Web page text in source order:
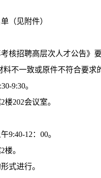
（见附件）
核招聘高层次人才公告》
不一致或原件不符合要求
8:30-9:30。
2楼202会议室。
9:40-12：00。
2楼。
式进行。